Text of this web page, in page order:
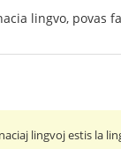
lingvo, povas
lingvoj estis la